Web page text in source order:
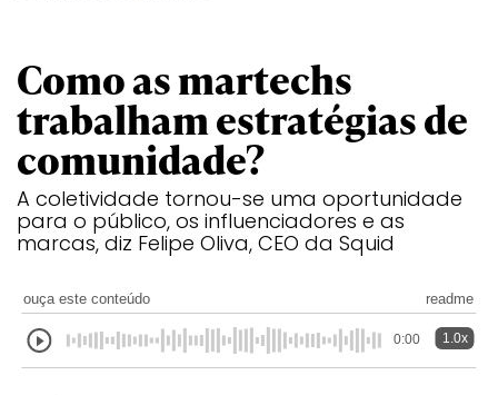
Como as martechs
trabalham estratégias de
comunidade?
A coletividade tornou-se uma oportunidade
para o público, os influenciadores e as
marcas, diz Felipe Oliva, CEO da Squid
ouça este conteúdo readme
0:00 1.0x